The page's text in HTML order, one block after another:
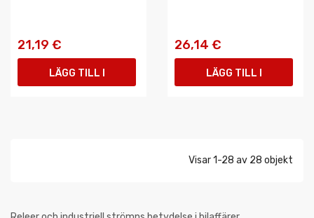
21,19 €
LÄGG TILL I
26,14 €
LÄGG TILL I
Visar 1-28 av 28 objekt